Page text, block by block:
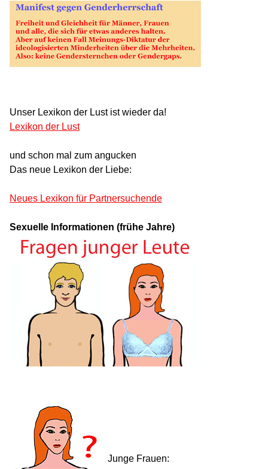
Unser Lexikon der Lust ist wieder da!
Lexikon der Lust
und schon mal zum angucken
Das neue Lexikon der Liebe:
Neues Lexikon für Partnersuchende
Sexuelle Informationen (frühe Jahre)
Junge Frauen: